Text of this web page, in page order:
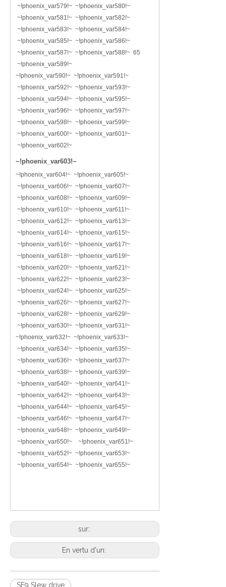
~!phoenix_var579!~ ~!phoenix_var580!~
~!phoenix_var581!~ ~!phoenix_var582!~
~!phoenix_var583!~ ~!phoenix_var584!~
~!phoenix_var585!~ ~!phoenix_var586!~
~!phoenix_var587!~ ~!phoenix_var588!~ 65
~!phoenix_var589!~
~!phoenix_var590!~ ~!phoenix_var591!~
~!phoenix_var592!~ ~!phoenix_var593!~
~!phoenix_var594!~ ~!phoenix_var595!~
~!phoenix_var596!~ ~!phoenix_var597!~
~!phoenix_var598!~ ~!phoenix_var599!~
~!phoenix_var600!~ ~!phoenix_var601!~
~!phoenix_var602!~
~!phoenix_var603!~
~!phoenix_var604!~ ~!phoenix_var605!~
~!phoenix_var606!~ ~!phoenix_var607!~
~!phoenix_var608!~ ~!phoenix_var609!~
~!phoenix_var610!~ ~!phoenix_var611!~
~!phoenix_var612!~ ~!phoenix_var613!~
~!phoenix_var614!~ ~!phoenix_var615!~
~!phoenix_var616!~ ~!phoenix_var617!~
~!phoenix_var618!~ ~!phoenix_var619!~
~!phoenix_var620!~ ~!phoenix_var621!~
~!phoenix_var622!~ ~!phoenix_var623!~
~!phoenix_var624!~ ~!phoenix_var625!~
~!phoenix_var626!~ ~!phoenix_var627!~
~!phoenix_var628!~ ~!phoenix_var629!~
~!phoenix_var630!~ ~!phoenix_var631!~
~!phoenix_var632!~ ~!phoenix_var633!~
~!phoenix_var634!~ ~!phoenix_var635!~
~!phoenix_var636!~ ~!phoenix_var637!~
~!phoenix_var638!~ ~!phoenix_var639!~
~!phoenix_var640!~ ~!phoenix_var641!~
~!phoenix_var642!~ ~!phoenix_var643!~
~!phoenix_var644!~ ~!phoenix_var645!~
~!phoenix_var646!~ ~!phoenix_var647!~
~!phoenix_var648!~ ~!phoenix_var649!~
~!phoenix_var650!~ ~!phoenix_var651!~
~!phoenix_var652!~ ~!phoenix_var653!~
~!phoenix_var654!~ ~!phoenix_var655!~
sur:
En vertu d'un:
SE9 Slew drive